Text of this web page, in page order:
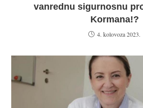
vanrednu sigurnosnu
Kormana!?
4. kolovoza 2023.